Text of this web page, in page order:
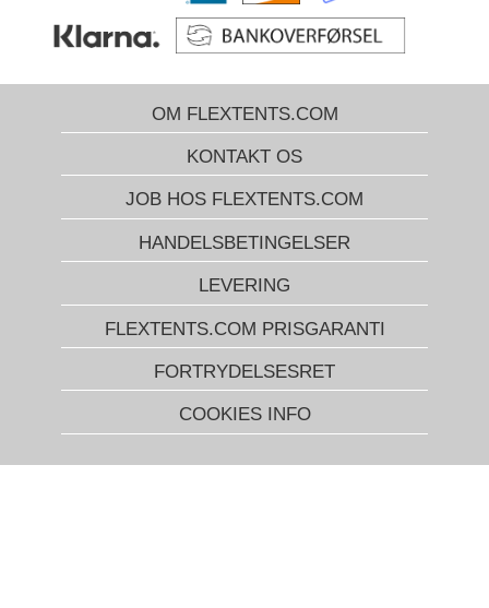
OM FLEXTENTS.COM
KONTAKT OS
JOB HOS FLEXTENTS.COM
HANDELSBETINGELSER
LEVERING
FLEXTENTS.COM PRISGARANTI
FORTRYDELSESRET
COOKIES INFO